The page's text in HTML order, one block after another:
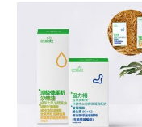
價
格
範
圍：
到
有
種
款